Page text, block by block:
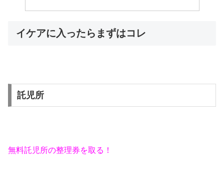
イケアに入ったらまずはコレ
託児所
無料託児所の整理券を取る！